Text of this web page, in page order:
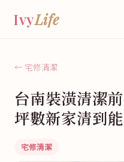
IvyLife
← 宅修清潔
台南裝潢清潔
坪數新家清到
宅修清潔